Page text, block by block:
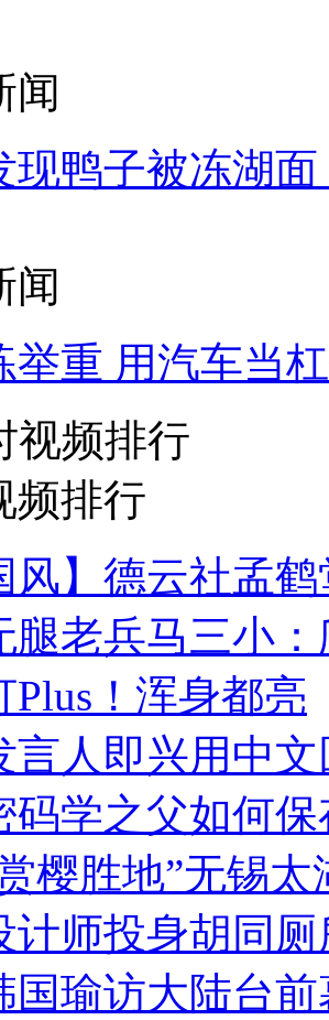
闻
现鸭子被冻湖
闻
举重 用汽车当
视频排行
频排行
风】德云社孟
腿老兵马三小
Plus！浑身都亮
言人即兴用中
码学之父如何
樱胜地”无锡
计师投身胡同
国瑜访大陆台